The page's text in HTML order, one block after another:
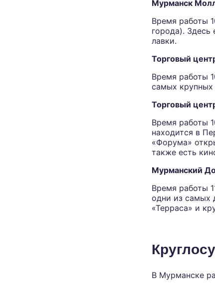
Мурманск
Время работы
города). Здесь
лавки.
Торговый
Время работы
самых
Торговый
Время работы
находится в
«Форума»
также есть
Мурманский
Время работы
одни из самых
«Терраса» и
В Мурманске